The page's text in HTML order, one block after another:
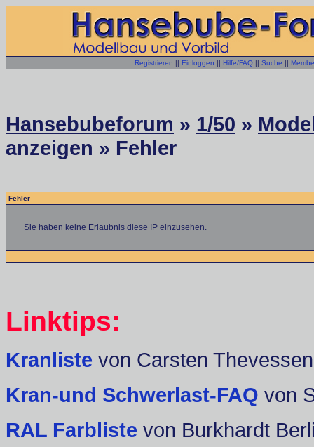
Registrieren || Einloggen || Hilfe/FAQ || Suche ||
Hansebubeforum » 1/50 »
anzeigen » Fehler
Fehler
Sie haben keine Erlaubnis diese IP einzusehen.
Linktips:
Kranliste von Carsten Thevessen
Kran-und Schwerlast-FAQ von
RAL Farbliste von Burkhardt